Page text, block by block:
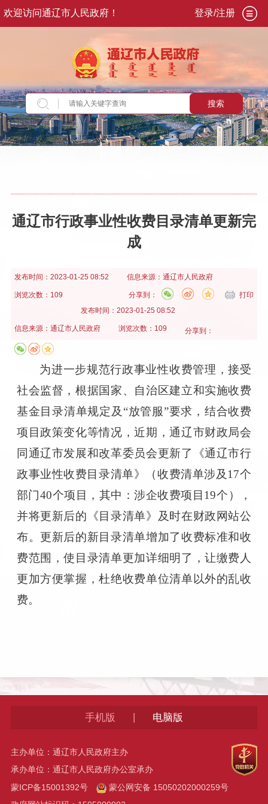
欢迎访问通辽市人民政府！ 登录/注册
搜索
当前位置：首页>政务公开>政府信息公开>法
通辽市行政事业性收费目录清单更新完
成
发布时间： 2023-01-25 08:52 信息来源： 通辽市人民政府
浏览次数：109 打印
分享到：
发布时间： 2023-01-25 08:52
信息来源： 通辽市人民政府 浏览次数：109 分享到：
为进一步规范行政事业性收费管理，接受
社会监督，根据国家、自治区建立和实施收费
基金目录清单规定及 “放管服”要求，结合收费
项目政策变化等情况，近期，通辽市财政局会
同通辽市发展和改革委员会更新了《通辽市行
政事业性收费目录清单》（收费清单涉及17个
部门40个项目，其中：涉企收费项目19个），
并将更新后的《目录清单》及时在财政网站公
布。更新后的新目录清单增加了收费标准和收
费范围，使目录清单更加详细明了，让缴费人
更加方便掌握，杜绝收费单位清单以外的乱收
费。
手机版 电脑版
主办单位：通辽市人民政府主办
承办单位：通辽市人民政府办公室承办
蒙ICP备15001392号
蒙公网安备 15050202000259号